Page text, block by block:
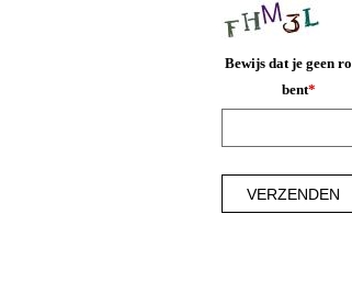
Bewijs dat je geen
bent*